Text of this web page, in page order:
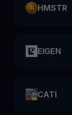
HMSTR
EIGEN
CATI